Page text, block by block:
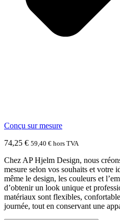
Conçu sur mesure
74,25 € 59,40 € hors TVA
Chez AP Hjelm Design, nous
mesure selon vos souhaits et votre
même le design, les couleurs et
d’obtenir un look unique et
matériaux sont flexibles,
journée, tout en conservant une